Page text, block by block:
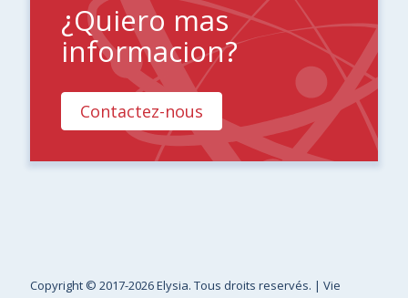
¿Quiero mas
informacion?
Contactez-nous
Copyright © 2017-2026 Elysia. Tous droits reservés. |Vie